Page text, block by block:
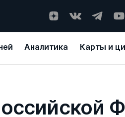
Аналитика Карты и